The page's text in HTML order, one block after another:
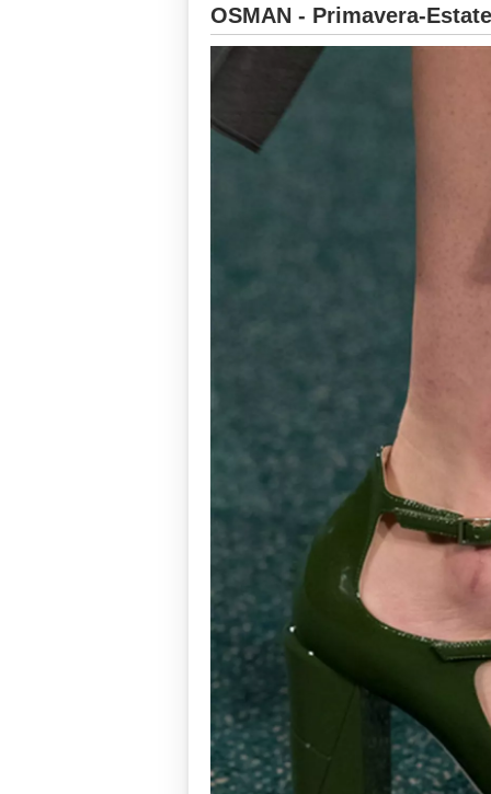
OSMAN - Primavera-